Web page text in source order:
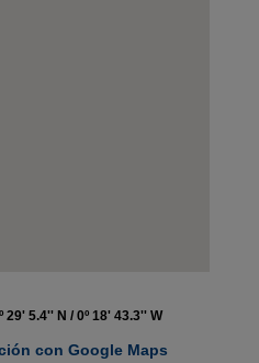
29' 5.4'' N / 0º 18' 43.3'' W
con Google Maps